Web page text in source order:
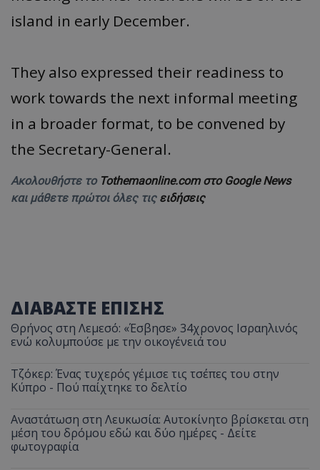
island in early December.
They also expressed their readiness to
work towards the next informal meeting
in a broader format, to be convened by
the Secretary-General.
Ακολουθήστε το Tothemaonline.com στο Google News
και μάθετε πρώτοι όλες τις ειδήσεις
ΔΙΑΒΑΣΤΕ ΕΠΙΣΗΣ
Θρήνος στη Λεμεσό: «Έσβησε» 34χρονος Ισραηλινός
ενώ κολυμπούσε με την οικογένειά του
Τζόκερ: Ένας τυχερός γέμισε τις τσέπες του στην
Κύπρο - Πού παίχτηκε το δελτίο
Αναστάτωση στη Λευκωσία: Αυτοκίνητο βρίσκεται στη
μέση του δρόμου εδώ και δύο ημέρες - Δείτε
φωτογραφία